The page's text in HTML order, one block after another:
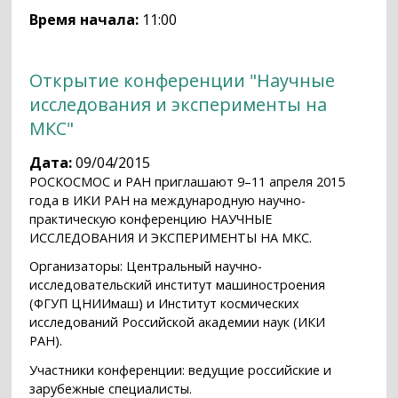
Время начала: 11:00
Открытие конференции "Научные
исследования и эксперименты на
МКС"
Дата:09/04/2015
РОСКОСМОС и РАН приглашают 9–11 апреля 2015
года в ИКИ РАН на международную научно-
практическую конференцию НАУЧНЫЕ
ИССЛЕДОВАНИЯ И ЭКСПЕРИМЕНТЫ НА МКС.
Организаторы: Центральный научно-
исследовательский институт машиностроения
(ФГУП ЦНИИмаш) и Институт космических
исследований Российской академии наук (ИКИ
РАН).
Участники конференции: ведущие российские и
зарубежные специалисты.